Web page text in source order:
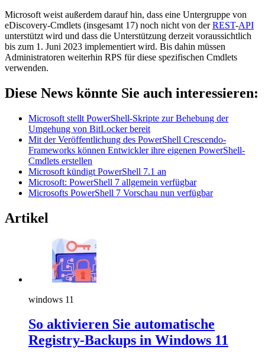
Microsoft weist außerdem darauf hin, dass eine Untergruppe von
eDiscovery-Cmdlets (insgesamt 17) noch nicht von derREST-API
unterstützt wird und dass die Unterstützung derzeit voraussichtlich
bis zum 1. Juni 2023 implementiert wird. Bis dahin müssen
Administratoren weiterhin RPS für diese spezifischen Cmdlets
verwenden.
Diese News könnte Sie auch interessieren:
Microsoft stellt PowerShell-Skripte zur Behebung der
Umgehung von BitLocker bereit
Mit der Veröffentlichung des PowerShell Crescendo-
Frameworks können Entwickler ihre eigenen PowerShell-
Cmdlets erstellen
Microsoft kündigt PowerShell 7.1 an
Microsoft: PowerShell 7 allgemein verfügbar
Microsofts PowerShell 7 Vorschau nun verfügbar
Artikel
windows 11
So aktivieren Sie automatische
Registry-Backups in Windows 11